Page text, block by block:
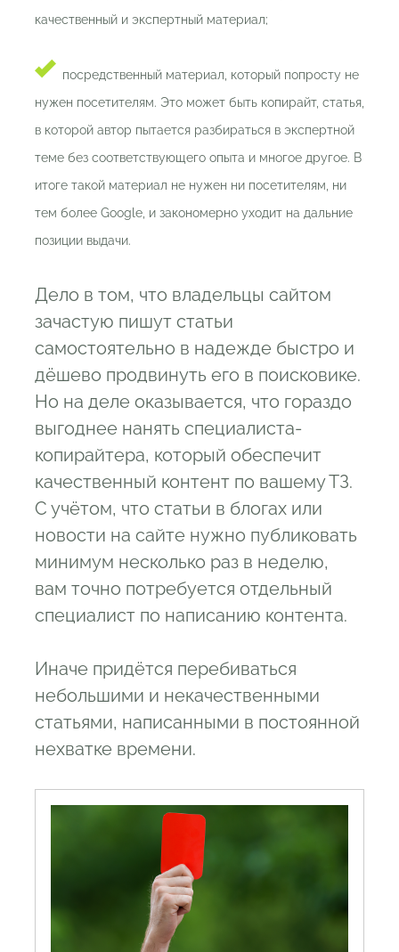
качественный и экспертный материал;
посредственный материал, который попросту не
нужен посетителям. Это может быть копирайт, статья,
в которой автор пытается разбираться в экспертной
теме без соответствующего опыта и многое другое. В
итоге такой материал не нужен ни посетителям, ни
тем более Google, и закономерно уходит на дальние
позиции выдачи.
Дело в том, что владельцы сайтом
зачастую пишут статьи
самостоятельно в надежде быстро и
дёшево продвинуть его в поисковике.
Но на деле оказывается, что гораздо
выгоднее нанять специалиста-
копирайтера, который обеспечит
качественный контент по вашему ТЗ.
С учётом, что статьи в блогах или
новости на сайте нужно публиковать
минимум несколько раз в неделю,
вам точно потребуется отдельный
специалист по написанию контента.
Иначе придётся перебиваться
небольшими и некачественными
статьями, написанными в постоянной
нехватке времени.